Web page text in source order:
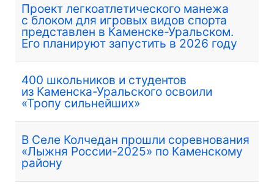
Проект легкоатлетического манежа
с блоком для игровых видов спорта
представлен в Каменске-Уральском.
Его планируют запустить в 2026 году
400 школьников и студентов
из Каменска-Уральского освоили
«Тропу сильнейших»
В Селе Колчедан прошли соревнования
«Лыжня России-2025» по Каменскому
району